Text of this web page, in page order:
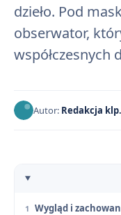
dzieło. Pod
obserwator,
współczesnych
Autor: Redakcja
Wygląd i